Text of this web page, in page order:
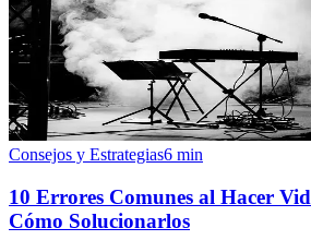
Consejos y Estrategias6 min
10 Errores Comunes al Hacer
Cómo Solucionarlos